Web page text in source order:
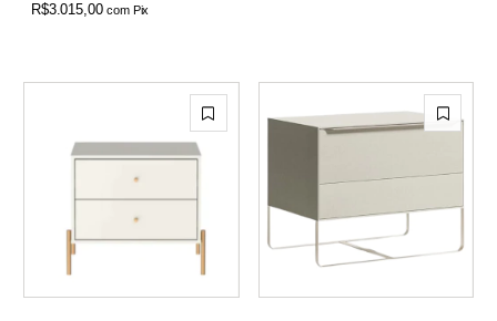
R$3.015,00com Pix